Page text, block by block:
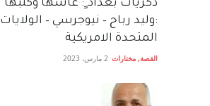
دكريات بغداد ٍ: عاشها وكتبها
:وليد رباح – نيوجرسي – الولايات
المتحدة الامريكية
القصة, مختارات 2 مارس، 2023